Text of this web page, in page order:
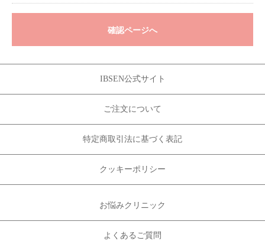
確認ページへ
IBSEN公式サイト
ご注文について
特定商取引法に基づく表記
クッキーポリシー
お悩みクリニック
よくあるご質問